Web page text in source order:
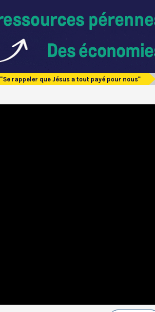
"Se rappeler que Jésus a tout payé pour nous"